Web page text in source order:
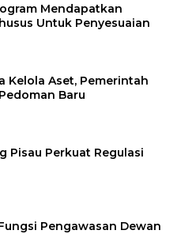
Mendapatkan
Untuk Penyesuaian
Kelola Aset, Pemerintah
Baru
Pisau Perkuat Regulasi
Pengawasan Dewan